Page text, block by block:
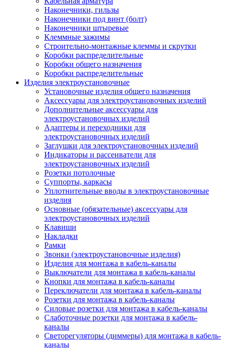
Наконечники, гильзы
Наконечники под винт (болт)
Наконечники штыревые
Клеммные зажимы
Строительно-монтажные клеммы и скрутки
Коробки распределительные
Коробки общего назначения
Коробки распределительные
Изделия электроустановочные
Установочные изделия общего назначения
Аксессуары для электроустановочных изделий
Дополнительные аксессуары для
электроустановочных изделий
Адаптеры и переходники для
электроустановочных изделий
Заглушки для электроустановочных изделий
Индикаторы и рассеиватели для
электроустановочных изделий
Розетки потолочные
Суппорты, каркасы
Уплотнительные вводы в электроустановочные
изделия
Основные (обязательные) аксессуары для
электроустановочных изделий
Клавиши
Накладки
Рамки
Звонки (электроустановочные изделия)
Изделия для монтажа в кабель-каналы
Выключатели для монтажа в кабель-каналы
Кнопки для монтажа в кабель-каналы
Переключатели для монтажа в кабель-каналы
Розетки для монтажа в кабель-каналы
Силовые розетки для монтажа в кабель-каналы
Слаботочные розетки для монтажа в кабель-
каналы
Светорегуляторы (диммеры) для монтажа в кабель-
каналы